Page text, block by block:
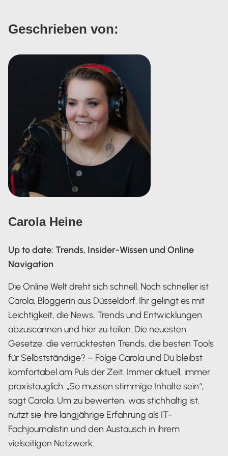
Geschrieben von:
Carola Heine
Up to date: Trends, Insider-Wissen und Online
Navigation
Die Online Welt dreht sich schnell. Noch schneller ist
Carola, Bloggerin aus Düsseldorf. Ihr gelingt es mit
Leichtigkeit, die News, Trends und Entwicklungen
abzuscannen und hier zu teilen. Die neuesten
Gesetze, die verrücktesten Trends, die besten Tools
für Selbstständige? – Folge Carola und Du bleibst
komfortabel am Puls der Zeit. Immer aktuell, immer
praxistauglich. „So müssen stimmige Inhalte sein“,
sagt Carola. Um zu bewerten, was stichhaltig ist,
nutzt sie ihre langjährige Erfahrung als IT-
Fachjournalistin und den Austausch in ihrem
vielseitigen Netzwerk.